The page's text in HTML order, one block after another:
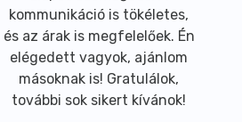
Bio maca por
Bio stevia levél őrlemény
Átlagos tápérték 100 g termékben:
Energia 1485 kJ / 355 kcal
kommunikáció is tökéletes,
és az árak is megfelelőek. Én
elégedett vagyok, ajánlom
másoknak is! Gratulálok,
további sok sikert kívánok!